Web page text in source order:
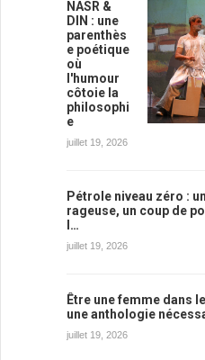
NASR &
DIN : une
parenthès
e poétique
où
l'humour
côtoie la
philosophi
e
juillet 19, 2026
Pétrole niveau zéro :
rageuse, un coup de
l…
juillet 19, 2026
Être une femme dans
une anthologie
juillet 19, 2026